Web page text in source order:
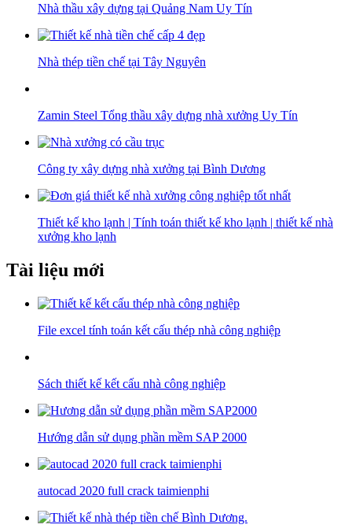
Nhà thầu xây dựng tại Quảng Nam Uy Tín
Nhà thép tiền chế tại Tây Nguyên
Zamin Steel Tổng thầu xây dựng nhà xưởng Uy Tín
Công ty xây dựng nhà xưởng tại Bình Dương
Thiết kế kho lạnh | Tính toán thiết kế kho lạnh | thiết kế nhà
xưởng kho lạnh
Tài liệu mới
File excel tính toán kết cấu thép nhà công nghiệp
Sách thiết kế kết cấu nhà công nghiệp
Hướng dẫn sử dụng phần mềm SAP 2000
autocad 2020 full crack taimienphi